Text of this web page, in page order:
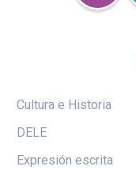
Cultura e Historia
DELE
Expresión escrita